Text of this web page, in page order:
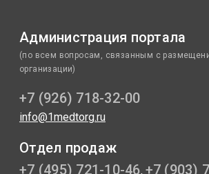
Администрация портала
(по всем вопросам, связанным с
организации)
+7 (926) 718-32-00
info@1medtorg.ru
Отдел продаж
+7 (495) 721-10-46, +7 (903)